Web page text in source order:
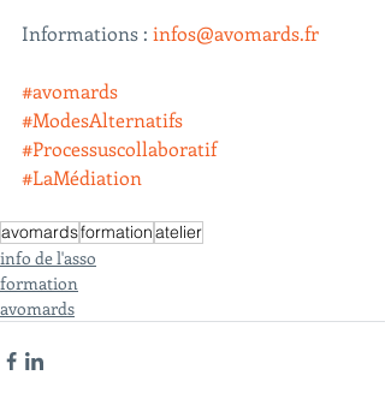
Informations : infos@avomards.fr
#avomards
#ModesAlternatifs
#Processuscollaboratif
#LaMédiation
avomardsformationatelier
info de l'asso
formation
avomards